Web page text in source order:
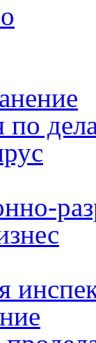
по